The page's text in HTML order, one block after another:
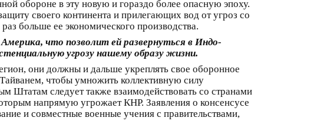
обороне в эту новую и гораздо более опасную эпоху.
своего континента и прилегающих вод от угроз со
больше ее экономического производства.
что позволит ей развернуться в Индо-
угрозу нашему образу жизни.
они должны и дальше укреплять свое оборонное
чтобы умножить коллективную силу
Штатам следует также взаимодействовать со странами
напрямую угрожает КНР. Заявления о консенсусе
и совместные военные учения с правительствами,